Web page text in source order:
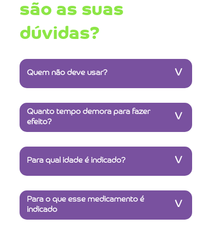
são as suas
dúvidas?
Quem não deve usar? V
Quanto tempo demora para fazer
efeito?
V
Para qual idade é indicado? V
Para o que esse medicamento é
indicado
V